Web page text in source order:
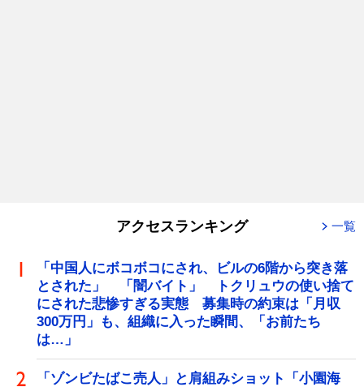
アクセスランキング 一覧
「中国人にボコボコにされ、ビルの6階から突き落
とされた」 「闇バイト」 トクリュウの使い捨て
にされた悲惨すぎる実態 募集時の約束は「月収
300万円」も、組織に入った瞬間、「お前たち
は…」
「ゾンビたばこ売人」と肩組みショット「小園海